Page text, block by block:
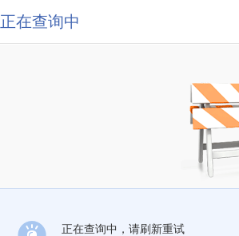
正在查询中
正在查询中，请刷新重试